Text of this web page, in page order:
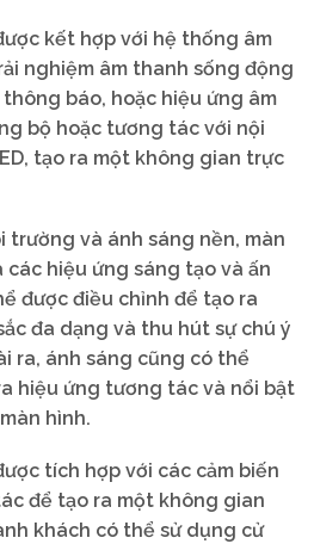
kết hợp với hệ thống âm
nghiệm âm thanh sống động
báo, hoặc hiệu ứng âm
bộ hoặc tương tác với nội
tạo ra một không gian trực
trường và ánh sáng nền, màn
các hiệu ứng sáng tạo và ấn
được điều chỉnh để tạo ra
đa dạng và thu hút sự chú ý
ra, ánh sáng cũng có thể
hiệu ứng tương tác và nổi bật
hình.
tích hợp với các cảm biến
để tạo ra một không gian
khách có thể sử dụng cử